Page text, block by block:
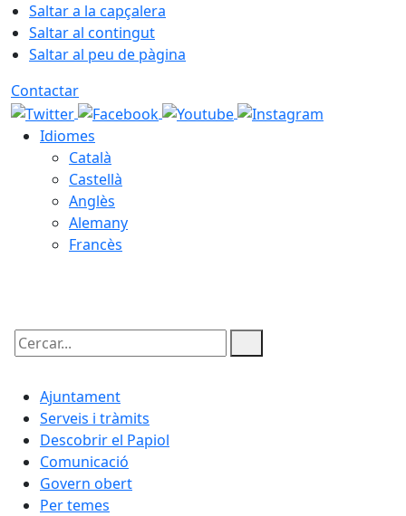
Saltar a la capçalera
Saltar al contingut
Saltar al peu de pàgina
Contactar
Idiomes
Català
Castellà
Anglès
Alemany
Francès
Cercar:
Ajuntament
Serveis i tràmits
Descobrir el Papiol
Comunicació
Govern obert
Per temes